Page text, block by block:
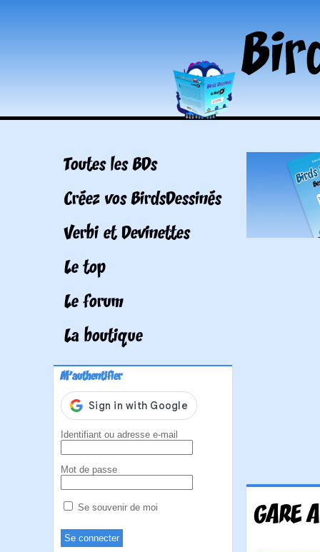
Toutes les BDs
Créez vos BirdsDessinés
Verbi et Devinettes
Le top
Le forum
La boutique
M'authentifier
Identifiant ou adresse e-mail
Mot de passe
Se souvenir de moi GARE